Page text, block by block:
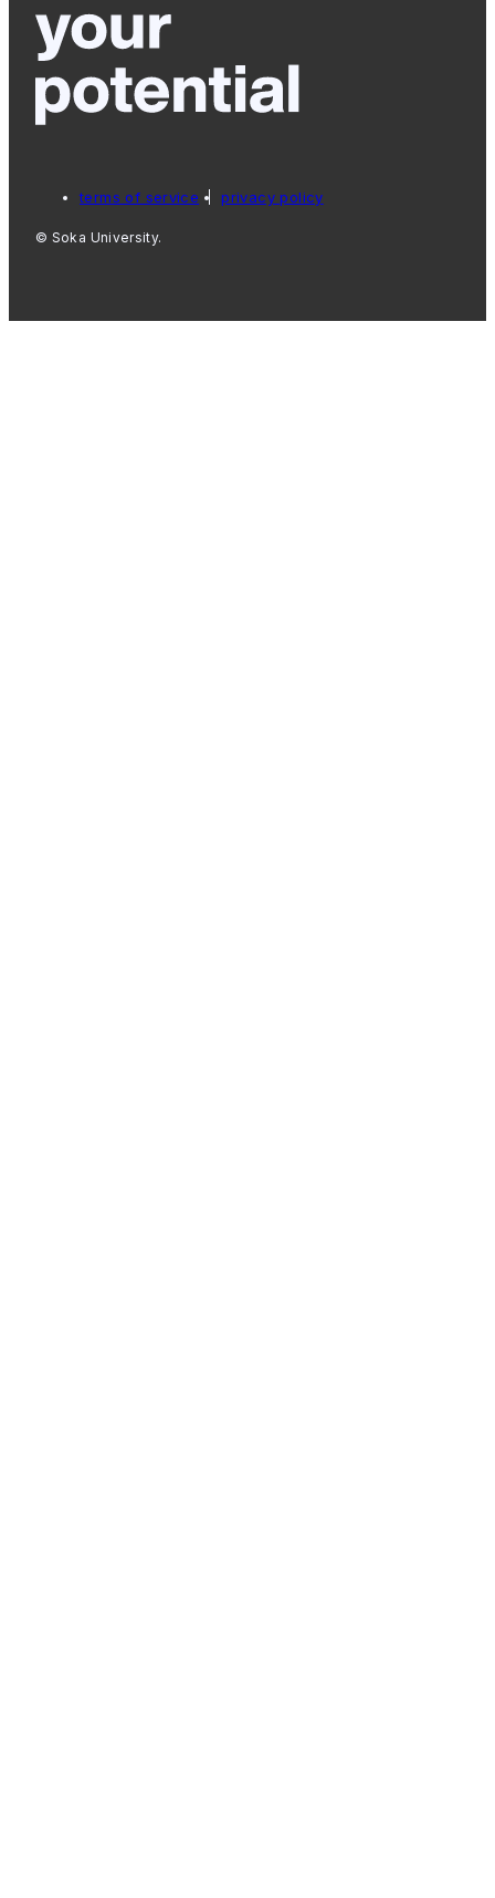
terms of service privacy policy
© Soka University.